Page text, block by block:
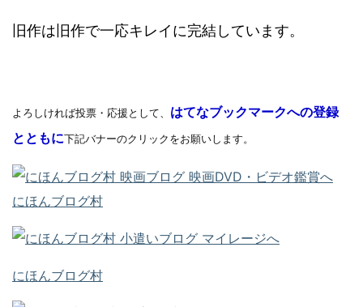
旧作は旧作で一応キレイに完結しています。
よろしければ投票・応援として、 はてなブックマークへの登録
とともに下記バナーのクリックをお願いします。
にほんブログ村
にほんブログ村